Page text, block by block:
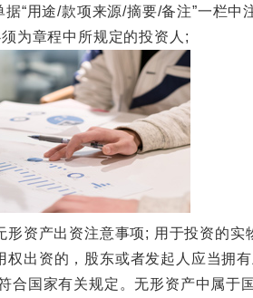
用途/款项来源/摘要/备注”一栏中
为章程中所规定的投资人;
产出资注意事项; 用于投资的实
出资的，股东或者发起人应当拥
国家有关规定。无形资产中属于